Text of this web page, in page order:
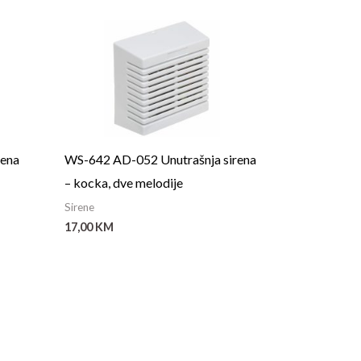
WS-642 AD-052 Unutrašnja sirena
– kocka, dve melodije
Sirene
17,00KM